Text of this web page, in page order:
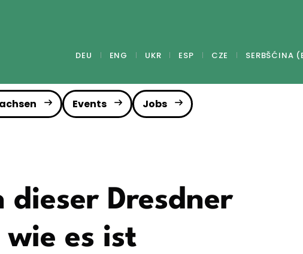
DEU ENG UKR ESP CZE SERBŠĆINA
Events Jobs
dieser Dresdner
es ist